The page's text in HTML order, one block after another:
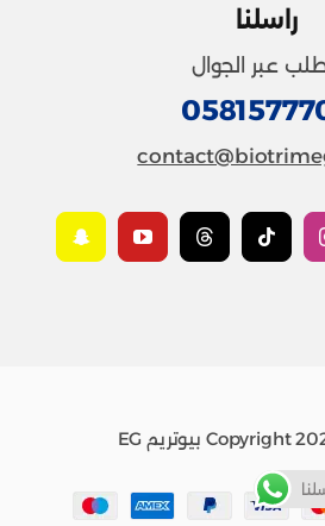
راسلنا
عبر الجوال